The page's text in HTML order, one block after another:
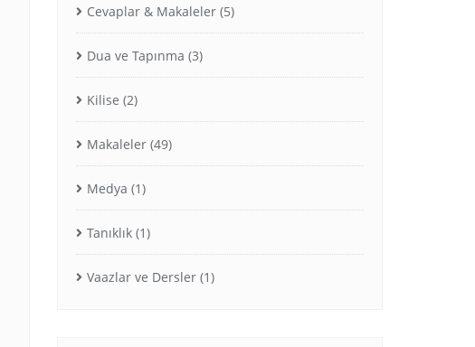
Cevaplar & Makaleler (5)
Dua ve Tapınma (3)
Kilise (2)
Makaleler (49)
Medya (1)
Tanıklık (1)
Vaazlar ve Dersler (1)